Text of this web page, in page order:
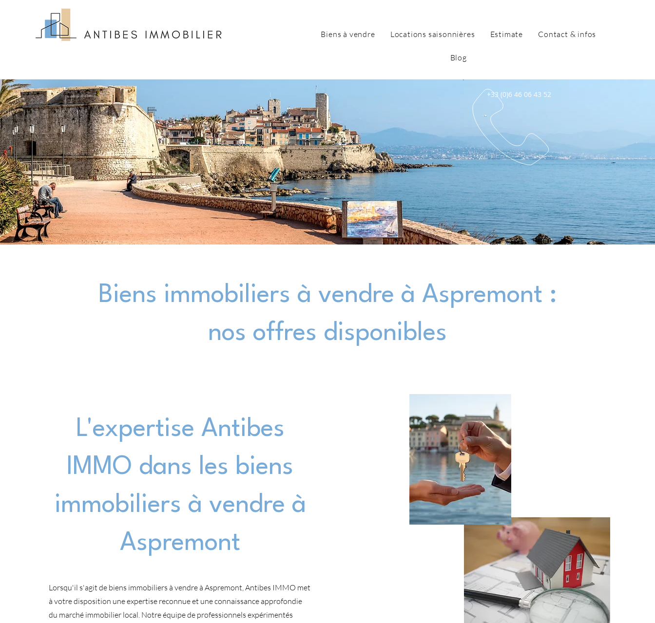
Biens à vendre Locations saisonnières Estimate Contact & infos
Blog
+33 (0)6 46 06 43 52
Biens immobiliers à vendre à Aspremont :
nos offres disponibles
L'expertise Antibes
IMMO dans les biens
immobiliers à vendre à
Aspremont
Lorsqu'il s'agit de biens immobiliers à vendre à Aspremont, Antibes IMMO met
à votre disposition une expertise reconnue et une connaissance approfondie
du marché immobilier local. Notre équipe de professionnels expérimentés